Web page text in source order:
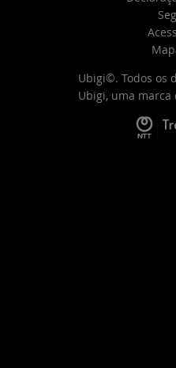
Ubigi©. Todos os
Ubigi, uma marca